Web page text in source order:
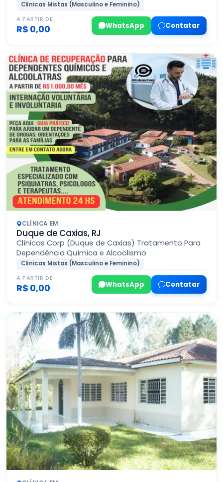
Clínicas Mistas (Masculino e Feminino)
A PARTIR DE
R$ 0,00 WhatsApp Contatar
CLÍNICA EM
Duque de Caxias, RJ
Clínicas Corp (Duque de Caxias) Tratamento Para
Dependência Química e Alcoolismo
Clínicas Mistas (Masculino e Feminino)
A PARTIR DE
R$ 0,00 WhatsApp Contatar